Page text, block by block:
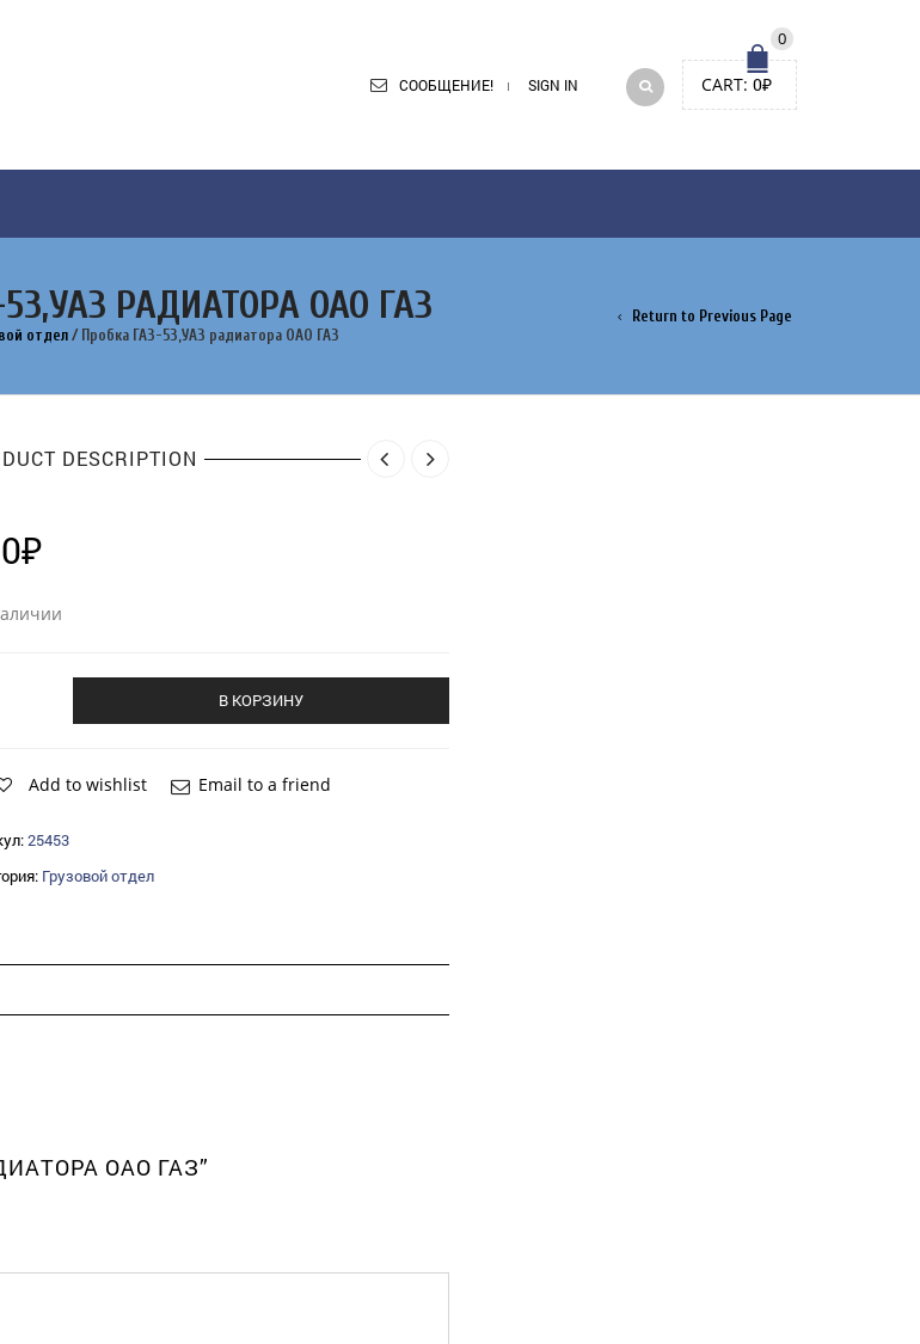
0
CART: 0₽
СООБЩЕНИЕ! SIGN IN
РАДИАТОРА ОАО ГАЗ
отдел / Пробка ГАЗ-53,УАЗ радиатора ОАО ГАЗ
Return to Previous Page
DESCRIPTION
₽
В КОРЗИНУ
Add to wishlist Email to a friend
25453
Грузовой отдел
ОАО ГАЗ”